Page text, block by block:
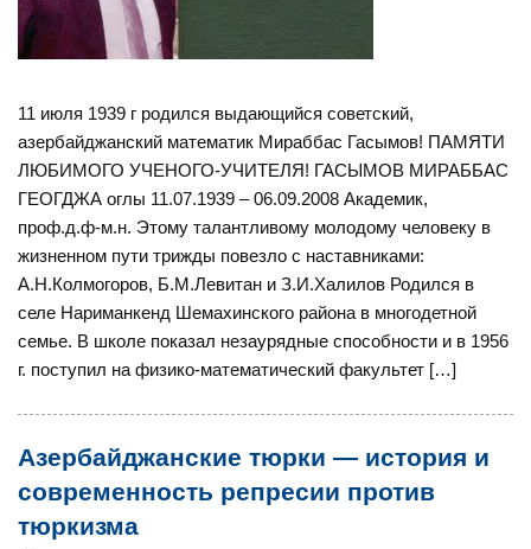
11 июля 1939 г родился выдающийся советский,
азербайджанский математик Мираббас Гасымов! ПАМЯТИ
ЛЮБИМОГО УЧЕНОГО-УЧИТЕЛЯ! ГАСЫМОВ МИРАББАС
ГЕОГДЖА оглы 11.07.1939 – 06.09.2008 Академик,
проф.д.ф-м.н. Этому талантливому молодому человеку в
жизненном пути трижды повезло с наставниками:
А.Н.Колмогоров, Б.М.Левитан и З.И.Халилов Родился в
селе Нариманкенд Шемахинского района в многодетной
семье. В школе показал незаурядные способности и в 1956
г. поступил на физико-математический факультет […]
Азербайджанские тюрки — история и
современность репресии против
тюркизма